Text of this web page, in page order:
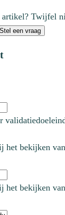
Twijfel
Stel een vraag
het bekijken
het bekijken